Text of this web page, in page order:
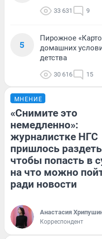
33 631 9
5
Пирожное
домашних
детства
30 616 15
МНЕНИЕ
«Снимите это
немедленно»:
журналистке НГС
пришлось
чтобы попасть в
на что можно
ради новости
Анастасия
Корреспондент